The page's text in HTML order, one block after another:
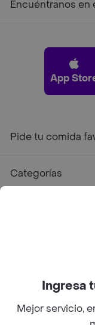
Encuéntranos en
App
Pide tu comida
Categorías
©2026
Ingresa
Mejor servicio,